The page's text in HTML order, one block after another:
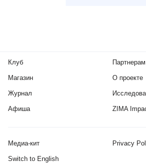
Клуб
Магазин
Журнал
Афиша
Партнерам
О проекте
ZIMA
Медиа-кит Privacy
Switch to English